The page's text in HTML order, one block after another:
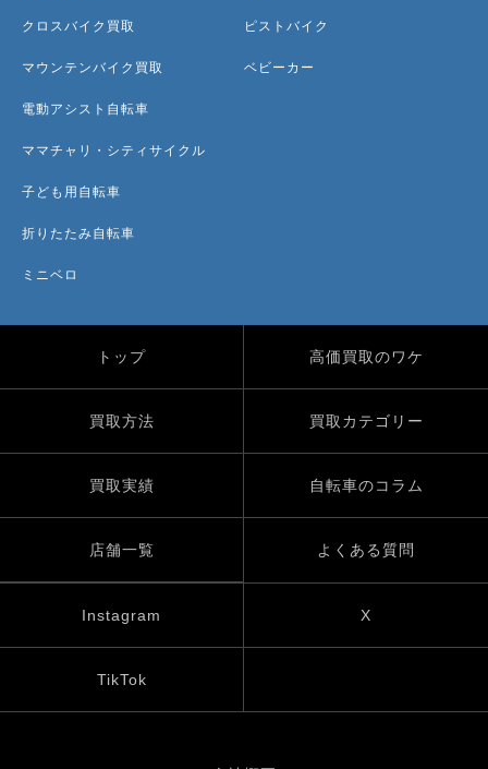
クロスバイク買取
マウンテンバイク買取
電動アシスト自転車
ママチャリ・シティサイクル
子ども用自転車
折りたたみ自転車
ミニベロ
ピストバイク
ベビーカー
トップ 高価買取のワケ
買取方法 買取カテゴリー
買取実績 自転車のコラム
店舗一覧 よくある質問
Instagram X
TikTok